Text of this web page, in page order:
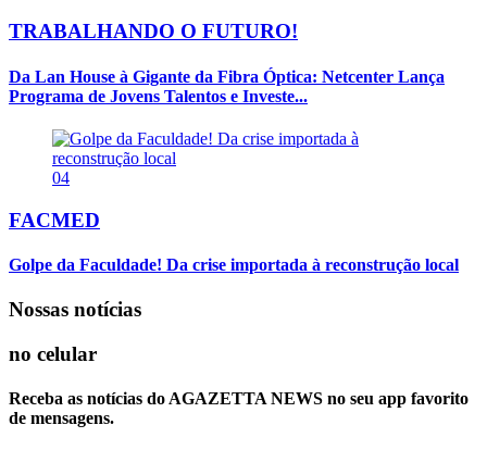
TRABALHANDO O FUTURO!
Da Lan House à Gigante da Fibra Óptica: Netcenter Lança
Programa de Jovens Talentos e Investe...
04
FACMED
Golpe da Faculdade! Da crise importada à reconstrução local
Nossas notícias
no celular
Receba as notícias do AGAZETTA NEWS no seu app favorito
de mensagens.